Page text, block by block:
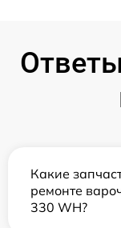
Какие
ремонте
330 WH?